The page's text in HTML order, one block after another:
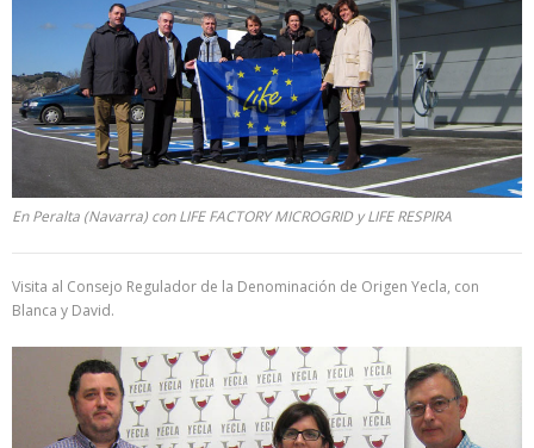
En Peralta (Navarra) con LIFE FACTORY MICROGRID y LIFE RESPIRA
Visita al Consejo Regulador de la Denominación de Origen Yecla, con
Blanca y David.